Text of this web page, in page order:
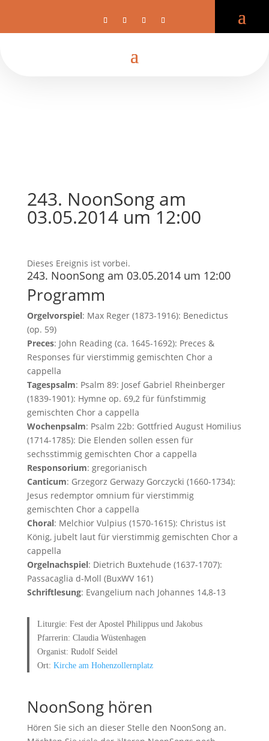
243. NoonSong am
03.05.2014 um 12:00
Dieses Ereignis ist vorbei.
243. NoonSong am 03.05.2014 um 12:00
Programm
Orgelvorspiel: Max Reger (1873-1916): Benedictus
(op. 59)
Preces: John Reading (ca. 1645-1692): Preces &
Responses für vierstimmig gemischten Chor a
cappella
Tagespsalm: Psalm 89: Josef Gabriel Rheinberger
(1839-1901): Hymne op. 69,2 für fünfstimmig
gemischten Chor a cappella
Wochenpsalm: Psalm 22b: Gottfried August Homilius
(1714-1785): Die Elenden sollen essen für
sechsstimmig gemischten Chor a cappella
Responsorium: gregorianisch
Canticum: Grzegorz Gerwazy Gorczycki (1660-1734):
Jesus redemptor omnium für vierstimmig
gemischten Chor a cappella
Choral: Melchior Vulpius (1570-1615): Christus ist
König, jubelt laut für vierstimmig gemischten Chor a
cappella
Orgelnachspiel: Dietrich Buxtehude (1637-1707):
Passacaglia d-Moll (BuxWV 161)
Schriftlesung: Evangelium nach Johannes 14,8-13
Liturgie: Fest der Apostel Philippus und Jakobus
Pfarrerin: Claudia Wüstenhagen
Organist: Rudolf Seidel
Ort:Kirche am Hohenzollernplatz
NoonSong hören
Hören Sie sich an dieser Stelle den NoonSong an.